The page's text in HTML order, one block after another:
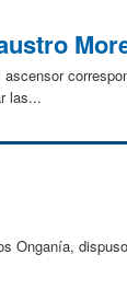
las...
Onganía,